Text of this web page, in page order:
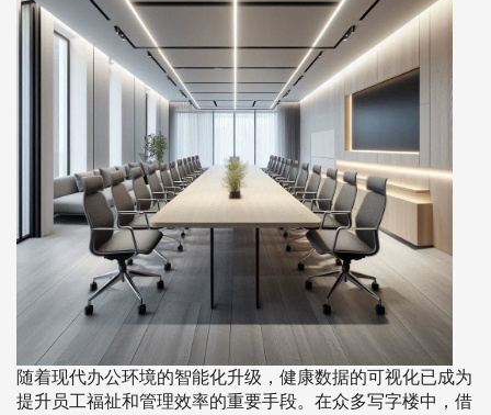
随着现代办公环境的智能化升级，健康数据的可视化已成为
提升员工福祉和管理效率的重要手段。在众多写字楼中，借